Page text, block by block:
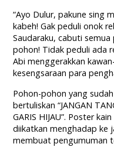
“Ayo Dulur, pakune sing
kabeh! Gak peduli onok
Saudaraku, cabuti
pohon! Tidak peduli ada
Abi menggerakkan
kesengsaraan para
Pohon-pohon yang
bertuliskan “JANGAN
GARIS HIJAU”. Poster
diikatkan menghadap ke
membuat pengumuman